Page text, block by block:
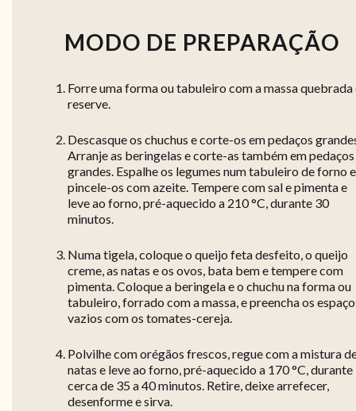
MODO DE PREPARAÇÃO
Forre uma forma ou tabuleiro com a massa quebrada
reserve.
Descasque os chuchus e corte-os em pedaços
Arranje as beringelas e corte-as também em pedaços
grandes. Espalhe os legumes num tabuleiro de forno e
pincele-os com azeite. Tempere com sal e pimenta e
leve ao forno, pré-aquecido a 210 °C, durante 30
minutos.
Numa tigela, coloque o queijo feta desfeito, o queijo
creme, as natas e os ovos, bata bem e tempere com
pimenta. Coloque a beringela e o chuchu na forma ou
tabuleiro, forrado com a massa, e preencha os
vazios com os tomates-cereja.
Polvilhe com orégãos frescos, regue com a mistura
natas e leve ao forno, pré-aquecido a 170 °C, durante
cerca de 35 a 40 minutos. Retire, deixe arrefecer,
desenforme e sirva.